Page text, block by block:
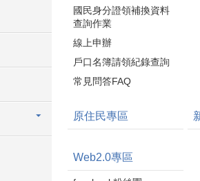
國民身分證領補換資料
查詢作業
線上申辦
戶口名簿請領紀錄查詢
常見問答FAQ
原住民專區
Web2.0專區